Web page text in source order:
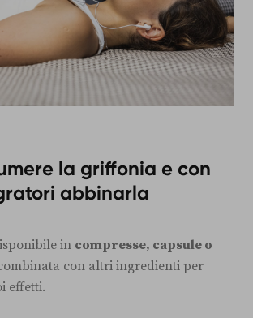
la griffonia e con
abbinarla
in compresse, capsule o
con altri ingredienti per
effetti.